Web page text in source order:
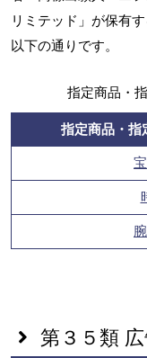
リミテッド」が保有
以下の通りです。
指定商品・
指定商品・指
第３５類